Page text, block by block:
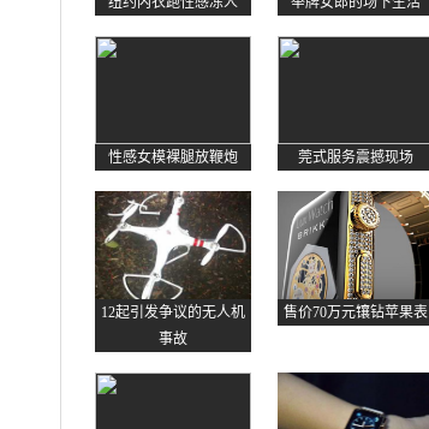
性感女模裸腿放鞭炮 莞式服务震撼现场
12起引发争议的无人机
事故
售价70万元镶钻苹果表